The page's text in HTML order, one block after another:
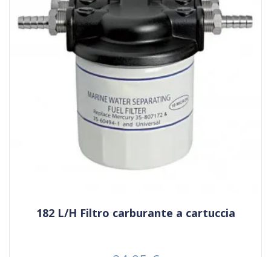
182 L/H Filtro carburante a cartuccia